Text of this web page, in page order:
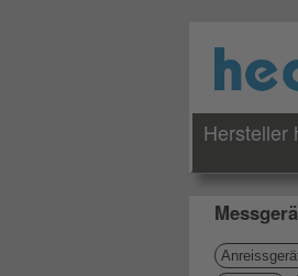
Hersteller